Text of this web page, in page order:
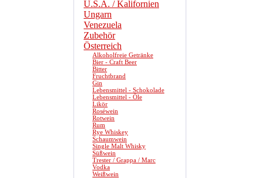
U.S.A. / Kalifornien
Ungarn
Venezuela
Zubehör
Österreich
Alkoholfreie Getränke
Bier - Craft Beer
Bitter
Fruchtbrand
Gin
Lebensmittel - Schokolade
Lebensmittel - Öle
Likör
Roséwein
Rotwein
Rum
Rye Whiskey
Schaumwein
Single Malt Whisky
Süßwein
Trester / Grappa / Marc
Vodka
Weißwein